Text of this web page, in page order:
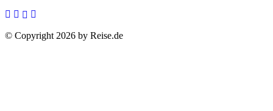
© Copyright 2026 by Reise.de